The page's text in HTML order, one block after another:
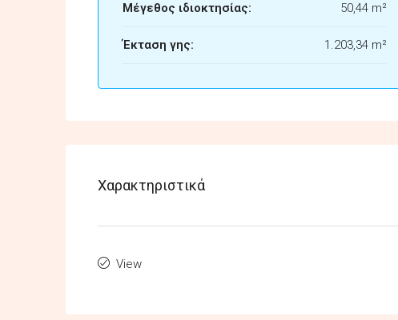
Μέγεθος ιδιοκτησίας: 50,44 m²
Έκταση γης: 1.203,34 m²
Χαρακτηριστικά
View